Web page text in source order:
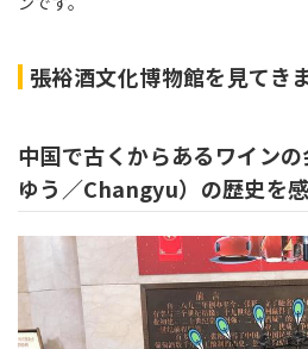
張裕酒文化博物館を見てき
中国で古くからあるワイン
ゆう／Changyu）の歴史を